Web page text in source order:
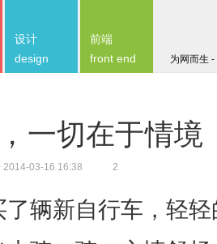
为网而生
设计
design
前端
front end
一切在于情境
2014-03-16 16:38 2
了辆新自行车，轻